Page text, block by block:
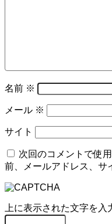
名前 ※
メール ※
サイト
次回のコメントで使
前、メールアドレス、サ
上に表示された文字を入